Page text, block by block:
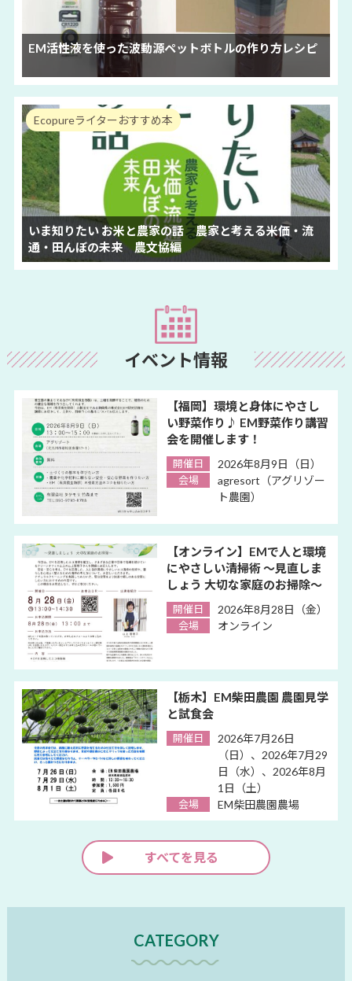
EM活性液を使った波動源ペットボトルの作り方レシピ
Ecopureライターおすすめ本
いま知りたい お米と農家の話 農家と考える米価・流
通・田んぼの未来 農文協編
イベント情報
【福岡】環境と身体にやさし
い野菜作り♪ EM野菜作り講習
会を開催します！
開催日 2026年8月9日（日）
会場
agresort（アグリゾー
ト農園）
【オンライン】EMで人と環境
にやさしい清掃術 ～見直しま
しょう 大切な家庭のお掃除～
開催日 2026年8月28日（金）
会場 オンライン
【栃木】EM柴田農園 農園見学
と試食会
開催日
2026年7月26日
（日）、2026年7月29
日（水）、2026年8月
1日（土）
会場 EM柴田農園農場
すべてを見る
CATEGORY